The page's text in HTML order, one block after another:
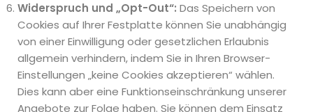
Widerspruch und „Opt-Out“: Das Speichern von
Cookies auf Ihrer Festplatte können Sie unabhängig
von einer Einwilligung oder gesetzlichen Erlaubnis
allgemein verhindern, indem Sie in Ihren Browser-
Einstellungen „keine Cookies akzeptieren“ wählen.
Dies kann aber eine Funktionseinschränkung unserer
Angebote zur Folge haben. Sie können dem Einsatz